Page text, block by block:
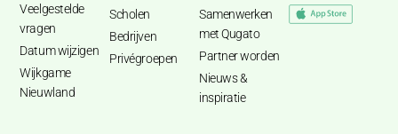
Veelgestelde
vragen
Datum wijzigen
Wijkgame
Nieuwland
Scholen
Bedrijven
Privégroepen
Samenwerken
met Qugato
Partner worden
Nieuws &
inspiratie